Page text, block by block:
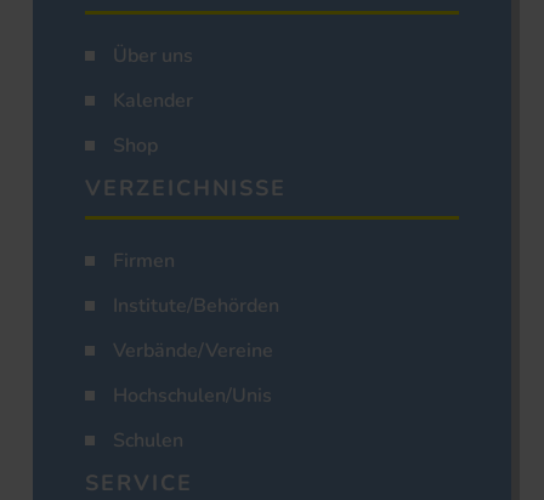
Über uns
Kalender
Shop
VERZEICHNISSE
Firmen
Institute/Behörden
Verbände/Vereine
Hochschulen/Unis
Schulen
SERVICE